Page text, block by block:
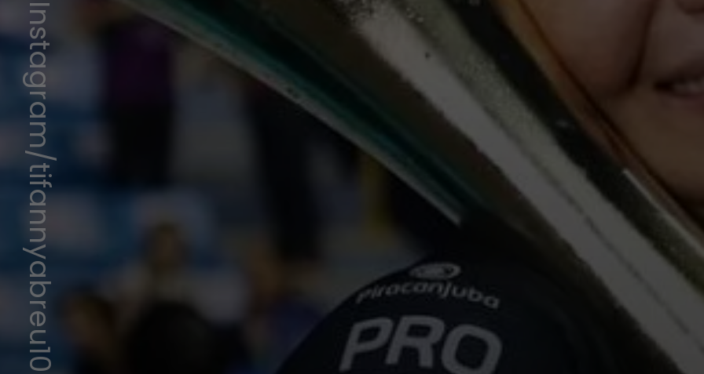
Instagram/tifannyabreu10